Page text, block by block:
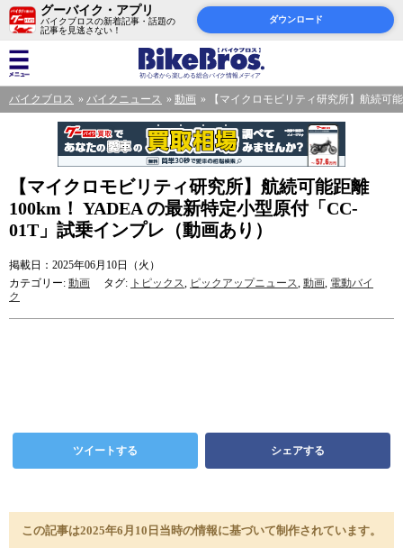
グーバイク・アプリ
バイクブロスの新着記事・話題の
記事を見逃さない！
ダウンロード
バイクブロス バイクニュース 動画 【マイクロモビリティ研究所】航続可
【マイクロモビリティ研究所】航続可能距離
100km！ YADEA の最新特定小型原付「CC-
01T」試乗インプレ（動画あり）
掲載日：2025年06月10日（火）
カテゴリー: 動画 タグ: トピックス, ピックアップニュース, 動画, 電動バイ
ク
ツイートする シェアする
この記事は2025年6月10日当時の情報に基づいて制作されています。